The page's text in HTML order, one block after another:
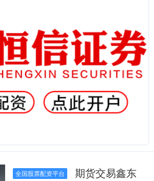
全国股票配资平台
期货交易鑫东